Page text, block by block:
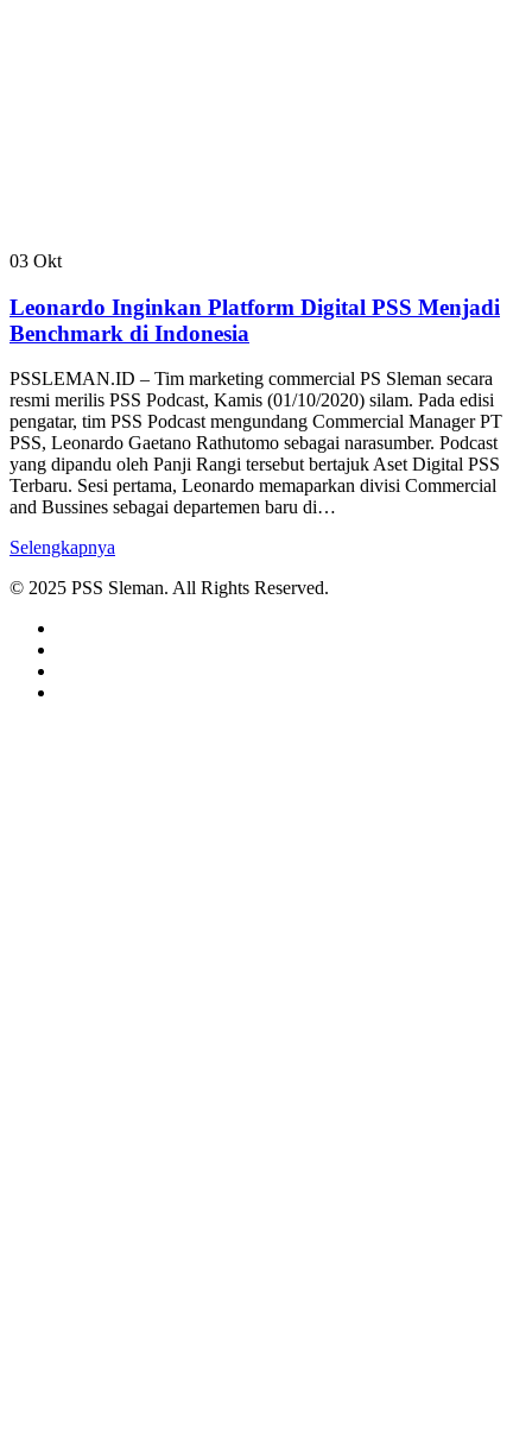
03 Okt
Leonardo Inginkan Platform Digital PSS Menjadi
Benchmark di Indonesia
PSSLEMAN.ID – Tim marketing commercial PS Sleman secara
resmi merilis PSS Podcast, Kamis (01/10/2020) silam. Pada edisi
pengatar, tim PSS Podcast mengundang Commercial Manager PT
PSS, Leonardo Gaetano Rathutomo sebagai narasumber. Podcast
yang dipandu oleh Panji Rangi tersebut bertajuk Aset Digital PSS
Terbaru. Sesi pertama, Leonardo memaparkan divisi Commercial
and Bussines sebagai departemen baru di…
Selengkapnya
© 2025 PSS Sleman. All Rights Reserved.